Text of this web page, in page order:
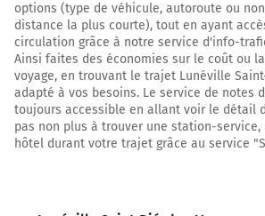
Prendre à gauche et rejoindre
kilomètres
N4
2,3 km
6,1 km
options (type de véhicule, autoroute ou
distance la plus courte), tout en ayant
circulation grâce à notre service d'info-
Ainsi faites des économies sur le coût ou
voyage, en trouvant le trajet Lunéville
adapté à vos besoins. Le service de notes
toujours accessible en allant voir le détail
pas non plus à trouver une station-service,
hôtel durant votre trajet grâce au service